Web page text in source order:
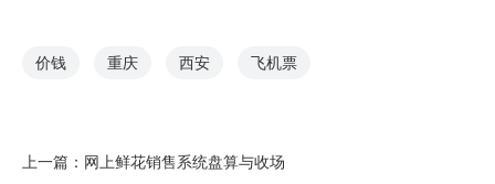
价钱 重庆 西安 飞机票
上一篇： 网上鲜花销售系统盘算与收场